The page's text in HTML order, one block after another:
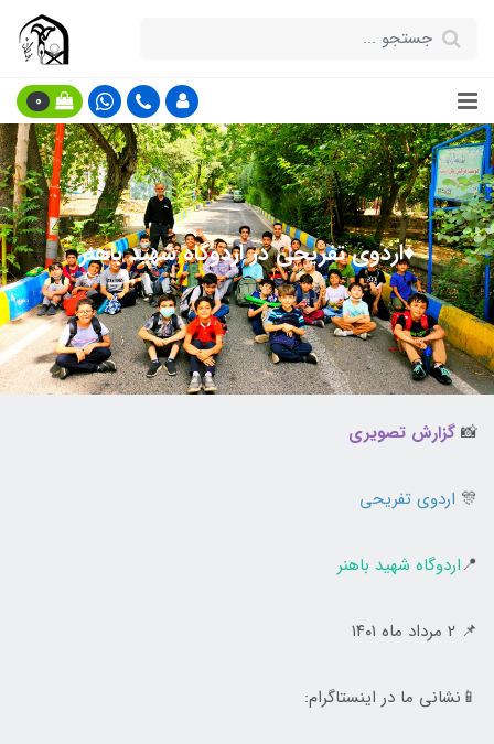
0
♦️اردوی تفریحی در اردوگاه شهید باهنر
📸 گزارش تصویری
🎊 اردوی تفریحی
📍اردوگاه شهید باهنر
📌 ۲ مرداد ماه ۱۴۰۱
📱نشانی ما در اینستاگرام: